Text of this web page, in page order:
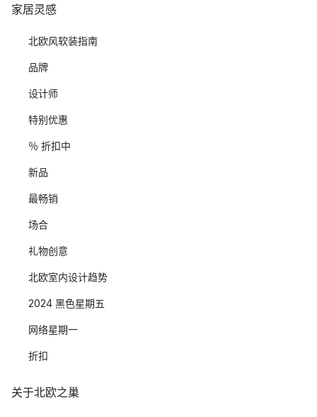
家居灵感
北欧风软装指南
品牌
设计师
特别优惠
％ 折扣中
新品
最畅销
场合
礼物创意
北欧室内设计趋势
2024 黑色星期五
网络星期一
折扣
关于北欧之巢